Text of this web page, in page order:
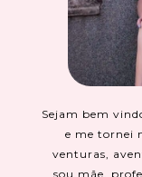
Sejam bem
e me tornei
venturas,
sou mãe,